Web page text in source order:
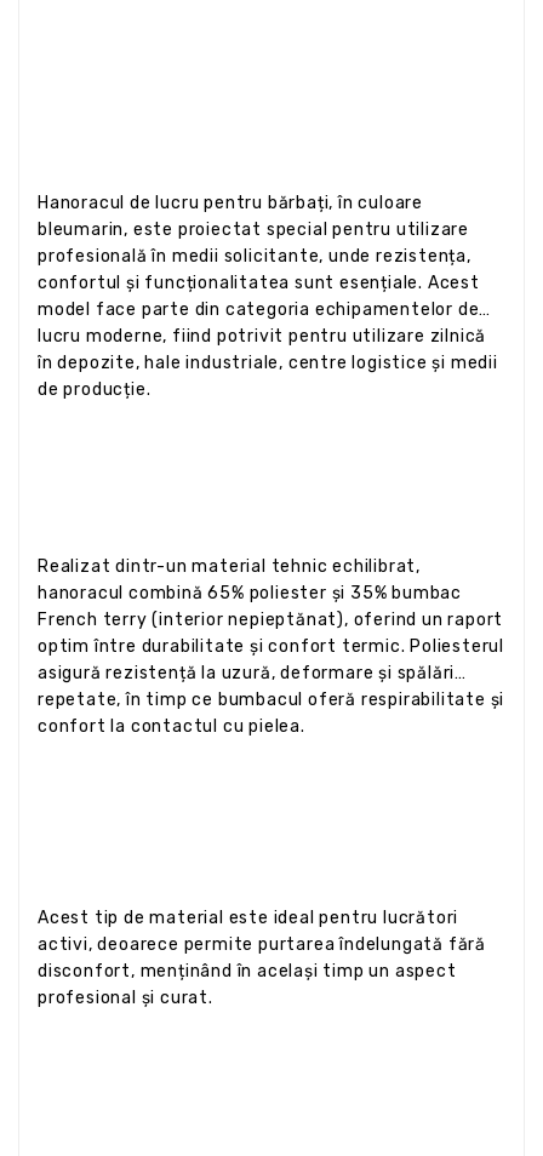
Hanoracul de lucru pentru bărbați, în culoare
bleumarin, este proiectat special pentru utilizare
profesională în medii solicitante, unde rezistența,
confortul și funcționalitatea sunt esențiale. Acest
model face parte din categoria echipamentelor de
lucru moderne, fiind potrivit pentru utilizare zilnică
în depozite, hale industriale, centre logistice și medii
de producție.
Realizat dintr-un material tehnic echilibrat,
hanoracul combină 65% poliester și 35% bumbac
French terry (interior nepieptănat), oferind un raport
optim între durabilitate și confort termic. Poliesterul
asigură rezistență la uzură, deformare și spălări
repetate, în timp ce bumbacul oferă respirabilitate și
confort la contactul cu pielea.
Acest tip de material este ideal pentru lucrători
activi, deoarece permite purtarea îndelungată fără
disconfort, menținând în același timp un aspect
profesional și curat.